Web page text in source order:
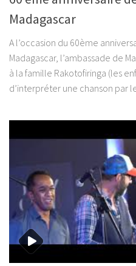
Madagascar
A l’occasion du 60ème
Madagascar, l’ambassade de
à la famille Rakotofiringa (les
d’interpréter une chanson par